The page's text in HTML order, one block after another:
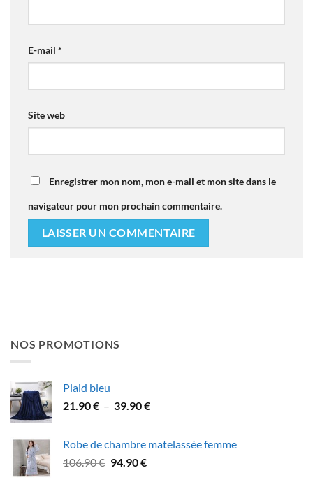
E-mail *
Site web
Enregistrer mon nom, mon e-mail et mon site dans le
navigateur pour mon prochain commentaire.
NOS PROMOTIONS
Plaid bleu
21.90€ – 39.90€Plage
21.90 €
Robe de chambre matelassée femme
106.90€ Le
94.90€Le